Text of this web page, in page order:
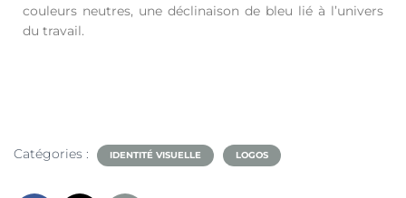
couleurs neutres, une déclinaison de bleu lié à l’univers
du travail.
Catégories : IDENTITÉ VISUELLE LOGOS